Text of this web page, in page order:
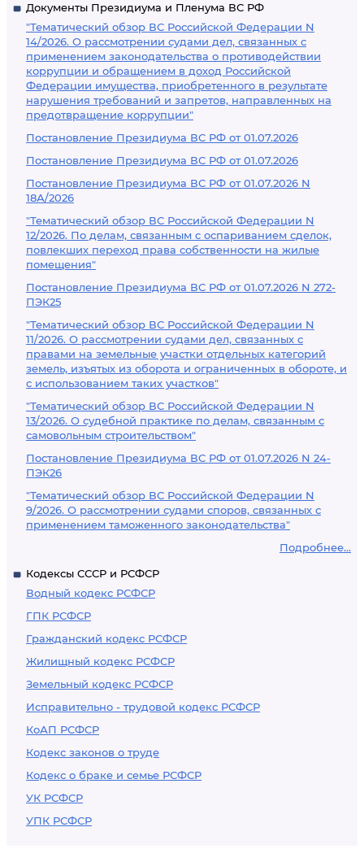
Документы Президиума и Пленума ВС РФ
"Тематический обзор ВС Российской Федерации N
14/2026. О рассмотрении судами дел, связанных с
применением законодательства о противодействии
коррупции и обращением в доход Российской
Федерации имущества, приобретенного в результате
нарушения требований и запретов, направленных на
предотвращение коррупции"
Постановление Президиума ВС РФ от 01.07.2026
Постановление Президиума ВС РФ от 01.07.2026
Постановление Президиума ВС РФ от 01.07.2026 N
18А/2026
"Тематический обзор ВС Российской Федерации N
12/2026. По делам, связанным с оспариванием сделок,
повлекших переход права собственности на жилые
помещения"
Постановление Президиума ВС РФ от 01.07.2026 N 272-
ПЭК25
"Тематический обзор ВС Российской Федерации N
11/2026. О рассмотрении судами дел, связанных с
правами на земельные участки отдельных категорий
земель, изъятых из оборота и ограниченных в обороте, и
с использованием таких участков"
"Тематический обзор ВС Российской Федерации N
13/2026. О судебной практике по делам, связанным с
самовольным строительством"
Постановление Президиума ВС РФ от 01.07.2026 N 24-
ПЭК26
"Тематический обзор ВС Российской Федерации N
9/2026. О рассмотрении судами споров, связанных с
применением таможенного законодательства"
Подробнее...
Кодексы СССР и РСФСР
Водный кодекс РСФСР
ГПК РСФСР
Гражданский кодекс РСФСР
Жилищный кодекс РСФСР
Земельный кодекс РСФСР
Исправительно - трудовой кодекс РСФСР
КоАП РСФСР
Кодекс законов о труде
Кодекс о браке и семье РСФСР
УК РСФСР
УПК РСФСР